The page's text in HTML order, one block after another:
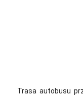
Trasa autobusu